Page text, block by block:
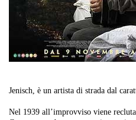
Jenisch, è un artista di strada dal
Nel 1939 all’improvviso viene